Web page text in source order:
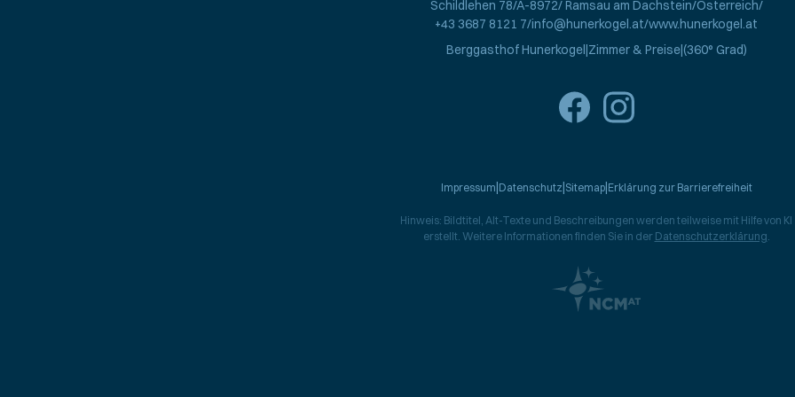
Schildlehen 78 A-8972 Ramsau am Dachstein Österreich
+43 3687 8121 7 info@hunerkogel.at www.hunerkogel.at
Berggasthof Hunerkogel Zimmer & Preise (360° Grad)
Impressum Datenschutz Sitemap Erklärung zur Barrierefreiheit
Hinweis: Bildtitel, Alt-Texte und Beschreibungen werden teilweise mit Hilfe von KI
erstellt. Weitere Informationen finden Sie in der Datenschutzerklärung.